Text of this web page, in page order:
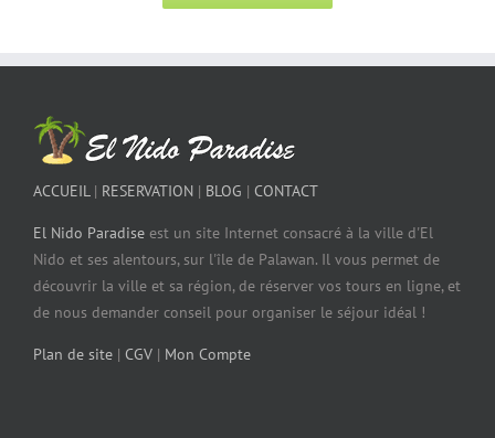
ACCUEIL| RESERVATION | BLOG | CONTACT
El Nido Paradise est un site Internet consacré à la ville d'El
Nido et ses alentours, sur l'île de Palawan. Il vous permet de
découvrir la ville et sa région, de réserver vos tours en ligne, et
de nous demander conseil pour organiser le séjour idéal !
Plan de site | CGV | Mon Compte